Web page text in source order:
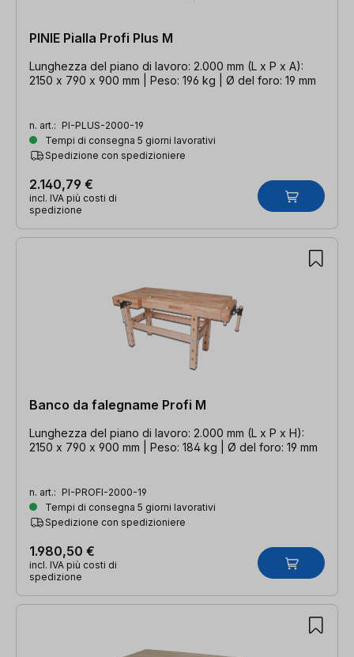
PINIE Pialla Profi Plus M
Lunghezza del piano di lavoro: 2.000 mm (L x P x A):
2150 x 790 x 900 mm | Peso: 196 kg | Ø del foro: 19 mm
n. art.: PI-PLUS-2000-19
Tempi di consegna 5 giorni lavorativi
Spedizione con spedizioniere
2.140,79 €
incl. IVA più costi di
spedizione
Banco da falegname Profi M
Lunghezza del piano di lavoro: 2.000 mm (L x P x H):
2150 x 790 x 900 mm | Peso: 184 kg | Ø del foro: 19 mm
n. art.: PI-PROFI-2000-19
Tempi di consegna 5 giorni lavorativi
Spedizione con spedizioniere
1.980,50 €
incl. IVA più costi di
spedizione